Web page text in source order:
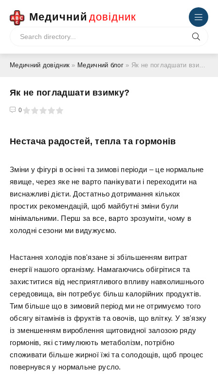
Медичний довідник
Медичний довідник » Медичний блог» Як не погладшати взимку?
Як не погладшати взимку?
0
5
Нестача радостей, тепла та гормонів
Зміни у фігурі в осінні та зимові періоди – це нормальне
явище, через яке не варто панікувати і переходити на
виснажливі дієти. Достатньо дотримання кількох
простих рекомендацій, щоб майбутні зміни були
мінімальними. Перш за все, варто зрозуміти, чому в
холодні сезони ми видужуємо.
Настання холодів пов'язане зі збільшенням витрат
енергії нашого організму. Намагаючись обігрітися та
захиститися від несприятливого впливу навколишнього
середовища, він потребує більш калорійних продуктів.
Тим більше що в зимовий період ми не отримуємо того
обсягу вітамінів із фруктів та овочів, що влітку. У зв'язку
із зменшенням вироблення щитовидної залозою ряду
гормонів, які стимулюють метаболізм, потрібно
споживати більше жирної їжі та солодощів, щоб процес
повернувся у нормальне русло.